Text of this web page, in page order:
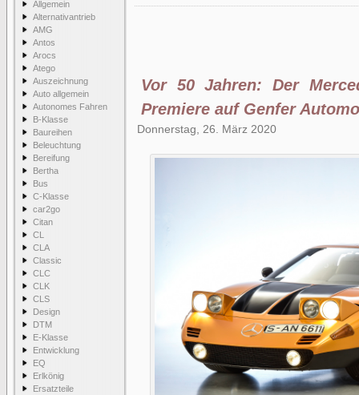
Allgemein
Alternativantrieb
AMG
Antos
Arocs
Atego
Auszeichnung
Auto allgemein
Autonomes Fahren
B-Klasse
Baureihen
Beleuchtung
Bereifung
Bertha
Bus
C-Klasse
car2go
Citan
CL
CLA
Classic
CLC
CLK
CLS
Design
DTM
E-Klasse
Entwicklung
EQ
Erlkönig
Ersatzteile
Vor 50 Jahren: Der
Premiere auf Genfer
Donnerstag, 26. März 2020